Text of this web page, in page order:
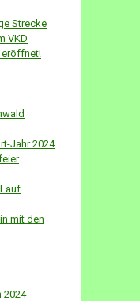
Strecke
VKD
eröffnet!
Jahr 2024
mit den
2024